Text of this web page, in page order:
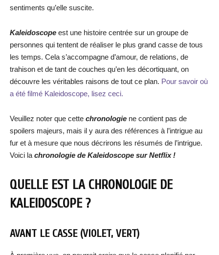
sentiments qu’elle suscite.
Kaleidoscope est une histoire centrée sur un groupe de
personnes qui tentent de réaliser le plus grand casse de tous
les temps. Cela s’accompagne d’amour, de relations, de
trahison et de tant de couches qu’en les décortiquant, on
découvre les véritables raisons de tout ce plan. Pour savoir où
a été filmé Kaleidoscope, lisez ceci.
Veuillez noter que cette chronologie ne contient pas de
spoilers majeurs, mais il y aura des références à l’intrigue au
fur et à mesure que nous décrirons les résumés de l’intrigue.
Voici la chronologie de Kaleidoscope sur Netflix !
QUELLE EST LA CHRONOLOGIE DE
KALEIDOSCOPE ?
AVANT LE CASSE (VIOLET, VERT)